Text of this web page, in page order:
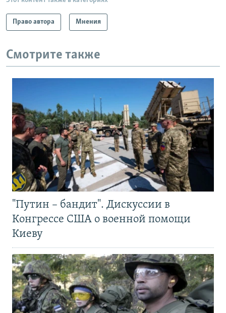
Право автора Мнения
Смотрите также
"Путин – бандит". Дискуссии в
Конгрессе США о военной помощи
Киеву